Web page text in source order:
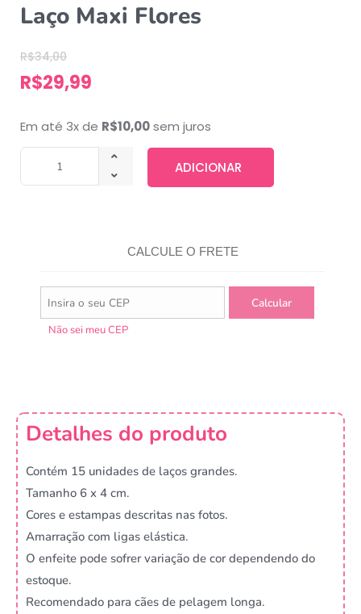
Laço Maxi Flores
R$34,00
R$29,99
Em até 3x de R$10,00sem juros
ADICIONAR
CALCULE O FRETE
Não sei meu CEP
Detalhes do produto
Contém 15 unidades de laços grandes.
Tamanho 6 x 4 cm.
Cores e estampas descritas nas fotos.
Amarração com ligas elástica.
O enfeite pode sofrer variação de cor dependendo do
estoque.
Recomendado para cães de pelagem longa.